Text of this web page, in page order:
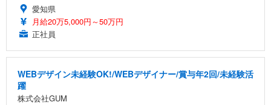
愛知県
月給20万5,000円～50万円
正社員
WEBデザイン未経験OK!/WEBデザイナー/賞与年2回/未経験活
躍
株式会社GUM